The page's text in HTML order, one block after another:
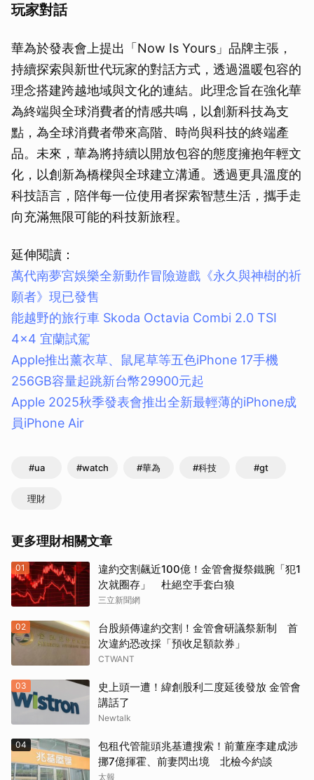
玩家對話
華為於發表會上提出「Now Is Yours」品牌主張，
持續探索與新世代玩家的對話方式，透過溫暖包容的
理念搭建跨越地域與文化的連結。此理念旨在強化華
為終端與全球消費者的情感共鳴，以創新科技為支
點，為全球消費者帶來高階、時尚與科技的終端產
品。未來，華為將持續以開放包容的態度擁抱年輕文
化，以創新為橋樑與全球建立溝通。透過更具溫度的
科技語言，陪伴每一位使用者探索智慧生活，攜手走
向充滿無限可能的科技新旅程。
延伸閱讀：
萬代南夢宮娛樂全新動作冒險遊戲《永久與神樹的祈
願者》現已發售
能越野的旅行車 Skoda Octavia Combi 2.0 TSI
4×4 宜蘭試駕
Apple推出薰衣草、鼠尾草等五色iPhone 17手機
256GB容量起跳新台幣29900元起
Apple 2025秋季發表會推出全新最輕薄的iPhone成
員iPhone Air
#ua #watch #華為 #科技 #gt
理財
更多理財相關文章
01
違約交割飆近100億！金管會擬祭鐵腕「犯1
次就圈存」 杜絕空手套白狼
三立新聞網
02
台股頻傳違約交割！金管會研議祭新制 首
次違約恐改採「預收足額款券」
CTWANT
03
史上頭一遭！緯創股利二度延後發放 金管會
講話了
Newtalk
04
包租代管龍頭兆基遭搜索！前董座李建成涉
挪7億揮霍、前妻閃出境 北檢今約談
太報